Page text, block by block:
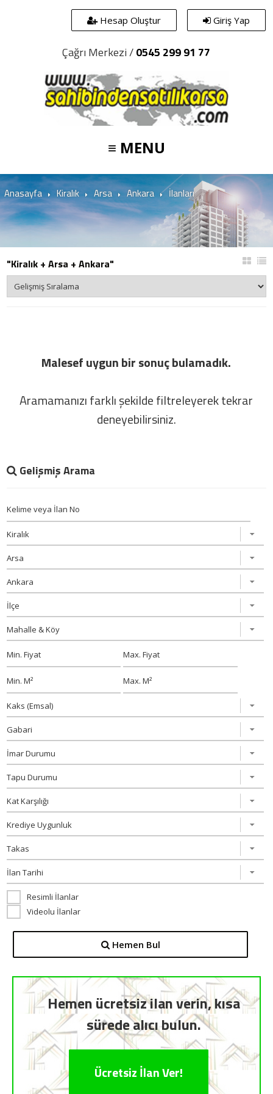
Giriş Yap
Hesap Oluştur
Çağrı Merkezi /0545 299 91 77
≡ MENU
Anasayfa Kiralık Arsa Ankara İlanları
"Kiralık + Arsa + Ankara"
Malesef uygun bir sonuç bulamadık.
Aramamanızı farklı şekilde filtreleyerek tekrar
deneyebilirsiniz.
Gelişmiş Arama
Resimli İlanlar
Videolu İlanlar
Hemen Bul
Hemen ücretsiz ilan verin, kısa
sürede alıcı bulun.
Ücretsiz İlan Ver!